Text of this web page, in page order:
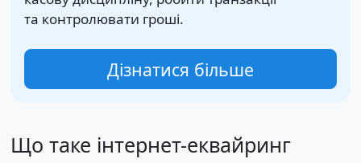
та контролювати гроші.
Дізнатися більше
Що таке інтернет-еквайринг